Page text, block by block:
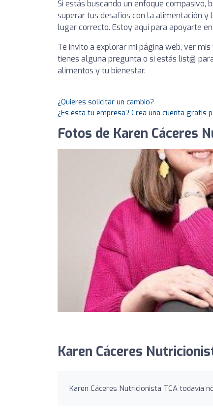
Si estás buscando un enfoque compasivo,
superar tus desafíos con la alimentación
lugar correcto. Estoy aquí para apoyarte
Te invito a explorar mi página web, ver
tienes alguna pregunta o si estás list@
alimentos y tu bienestar.
¿Quieres solicitar un cambio?
¿Es esta tu empresa? Crea una cuenta gratis
Fotos de Karen Cáceres
Karen Cáceres
Karen Cáceres Nutricionista TCA todavía